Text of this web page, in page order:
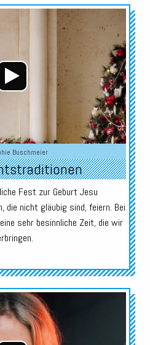
Audio-
Player
Buschmeier
Fest zur Geburt Jesu
die nicht gläubig sind, feiern. Bei
sehr besinnliche Zeit, die wir
Audio-
Player